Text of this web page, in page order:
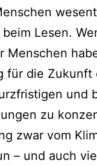
Lesen.
Menschen
für die Zukunft
und
zu
zwar vom
– und auch